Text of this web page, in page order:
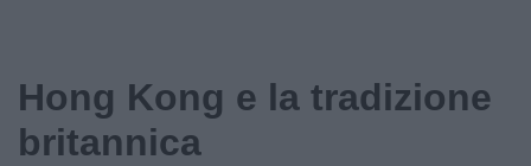
Hong Kong e la tradizione
britannica